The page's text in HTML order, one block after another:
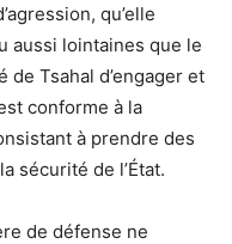
qu’elle
aussi lointaines que le
Tsahal d’engager et
conforme à la
à prendre des
sécurité de l’État.
de défense ne